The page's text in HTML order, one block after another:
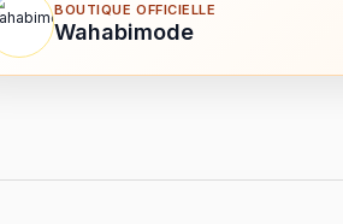
BOUTIQUE OFFICIELLE
Wahabimode